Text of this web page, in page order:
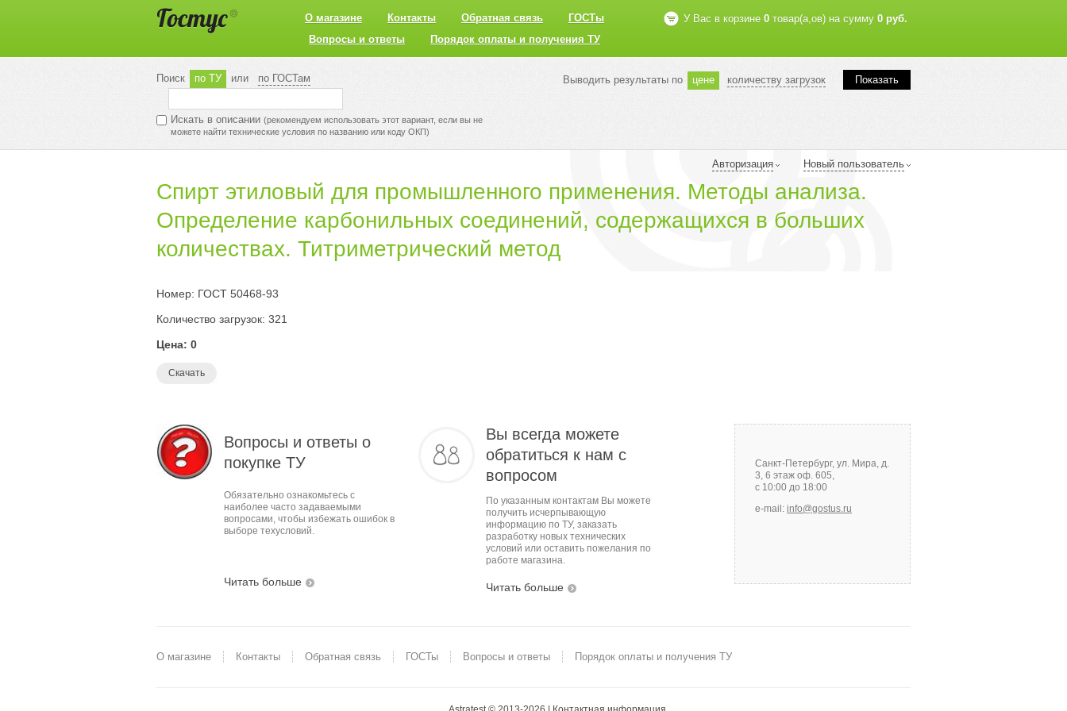
У Вас в корзине 0 товар(а,ов) на сумму 0 руб.
О магазине Контакты Обратная связь
ГОСТы
Вопросы и ответы
Порядок оплаты и получения ТУ
Поиск по ТУ или по ГОСТам
Искать в описании (рекомендуем использовать этот вариант, если вы не
можете найти технические условия по названию или коду ОКП)
Выводить результаты по цене количеству загрузок Показать
Новый пользователь
Авторизация
Спирт этиловый для промышленного применения. Методы анализа.
Определение карбонильных соединений, содержащихся в больших
количествах. Титриметрический метод
Номер: ГОСТ 50468-93
Количество загрузок: 321
Цена: 0
Скачать
Санкт-Петербург, ул. Мира, д.
3, 6 этаж оф. 605,
с 10:00 до 18:00
e-mail: info@gostus.ru
Вопросы и ответы о
покупке ТУ
Обязательно ознакомьтесь с
наиболее часто задаваемыми
вопросами, чтобы избежать ошибок в
выборе техусловий.
Читать больше
Вы всегда можете
обратиться к нам с
вопросом
По указанным контактам Вы можете
получить исчерпывающую
информацию по ТУ, заказать
разработку новых технических
условий или оставить пожелания по
работе магазина.
Читать больше
О магазине Контакты Обратная связь ГОСТы Вопросы и ответы Порядок оплаты и получения ТУ